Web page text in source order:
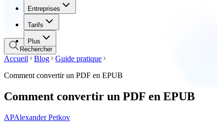
Entreprises
Tarifs
Plus
Entreprises
Tarifs
Rechercher
Accueil Blog
Guide pratique
Comment convertir un PDF en EPUB
Comment convertir un PDF en EPUB
APAlexander Petkov